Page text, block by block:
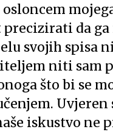
precizirati da
svojih spisa
niti sam
što bi se
Uvjeren
iskustvo ne